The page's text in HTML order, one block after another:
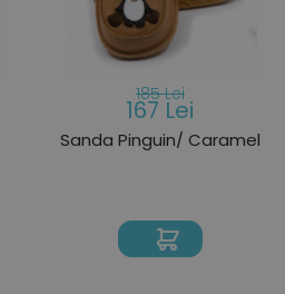
185 Lei
167 Lei
Sanda Pinguin/ Caramel